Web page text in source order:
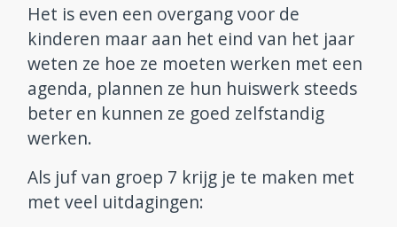
Het is even een overgang voor de
kinderen maar aan het eind van het jaar
weten ze hoe ze moeten werken met een
agenda, plannen ze hun huiswerk steeds
beter en kunnen ze goed zelfstandig
werken.
Als juf van groep 7 krijg je te maken met
met veel uitdagingen: